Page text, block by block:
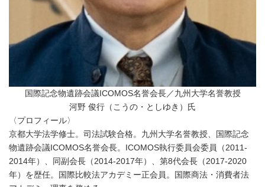
国際記念物遺跡会議ICOMOS名誉会長／九州大学名誉教授
河野 俊行（こうの・としゆき）氏
〈プロフィール〉
京都大学法学修士。司法試験合格。九州大学名誉教授、国際記念
物遺跡会議ICOMOS名誉会長。ICOMOS執行委員会委員（2011-
2014年）、同副会長（2014-2017年）、第8代会長（2017-2020
年）を歴任。国際比較法アカデミー正会員。国際商法・消費者法